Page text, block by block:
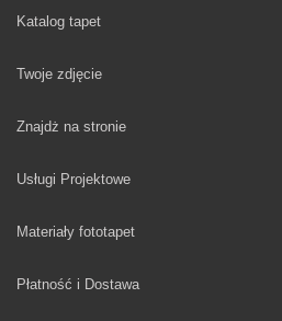
Katalog tapet
Twoje zdjęcie
Znajdż na stronie
Usługi Projektowe
Materiały fototapet
Płatność i Dostawa